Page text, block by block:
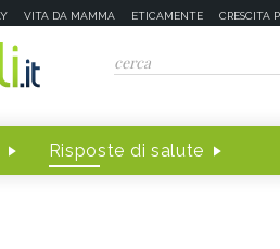
VITA DA MAMMA ETICAMENTE CRESCITA
Risposte di salute